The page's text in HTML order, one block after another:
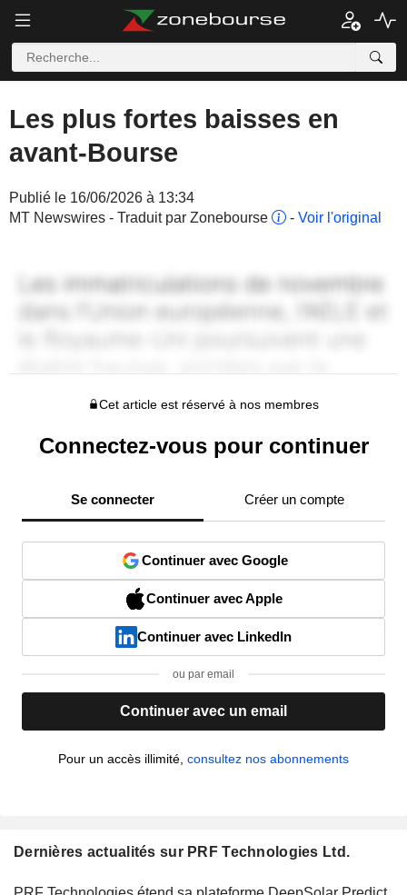
Les plus fortes baisses en
avant-Bourse
Publié le 16/06/2026 à 13:34
MT Newswires - Traduit par Zonebourse
- Voir l'original
Cet article est réservé à nos membres
Connectez-vous pour continuer
Se connecter Créer un compte
Continuer avec Google
Continuer avec Apple
Continuer avec LinkedIn
ou par email
Continuer avec un email
Pour un accès illimité, consultez nos abonnements
Dernières actualités sur PRF Technologies Ltd.